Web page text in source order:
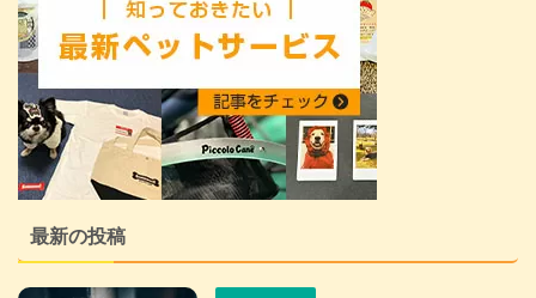
最新の投稿